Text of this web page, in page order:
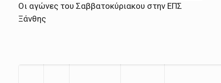
Οι αγώνες του Σαββατοκύριακου στην ΕΠΣ
Ξάνθης